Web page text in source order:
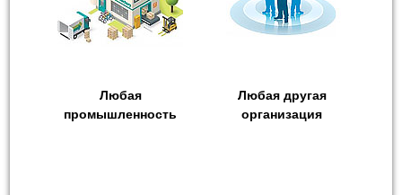
Любая
промышленность
Любая другая
организация